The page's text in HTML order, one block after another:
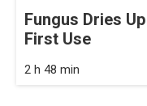
Fungus Dries
First Use
2 h 48 min